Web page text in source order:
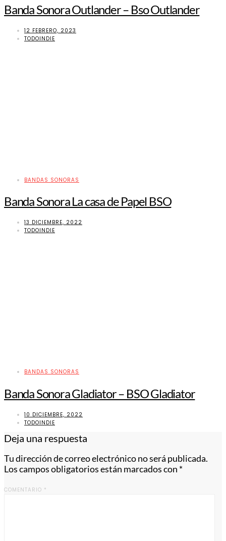
Banda Sonora Outlander – Bso Outlander
12 FEBRERO, 2023
TODOINDIE
BANDAS SONORAS
Banda Sonora La casa de Papel BSO
13 DICIEMBRE, 2022
TODOINDIE
BANDAS SONORAS
Banda Sonora Gladiator – BSO Gladiator
10 DICIEMBRE, 2022
TODOINDIE
Deja una respuesta
Tu dirección de correo electrónico no será publicada.
Los campos obligatorios están marcados con *
COMENTARIO *